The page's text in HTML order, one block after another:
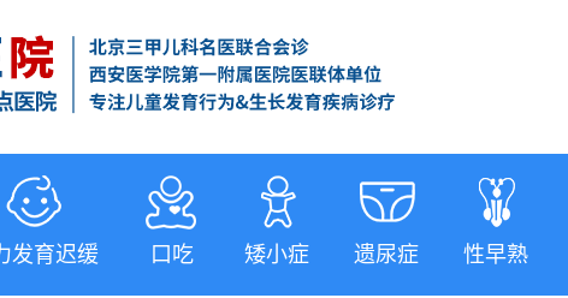
发育迟缓 口吃 矮小症 遗尿症 性早熟